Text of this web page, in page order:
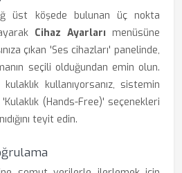
üst köşede bulunan üç nokta
Cihaz Ayarları menüsüne
çıkan 'Ses cihazları' panelinde,
seçili olduğundan emin olun.
kullanıyorsanız, sistemin
(Hands-Free)' seçenekleri
teyit edin.